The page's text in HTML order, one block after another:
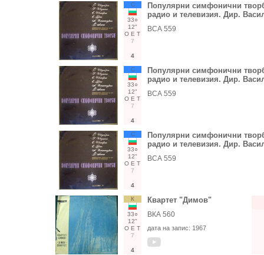
С
33○
12"
О Е Т
7
4
Популярни симфонични
радио и телевизия. Дир.
ВСА 559
С
33○
12"
О Е Т
7
4
Популярни симфонични
радио и телевизия. Дир.
ВСА 559
С
33○
12"
О Е Т
7
4
Популярни симфонични
радио и телевизия. Дир.
ВСА 559
К
33○
12"
О Е Т
7
4
Квартет "Димов"
ВКА 560
дата на запис: 1967